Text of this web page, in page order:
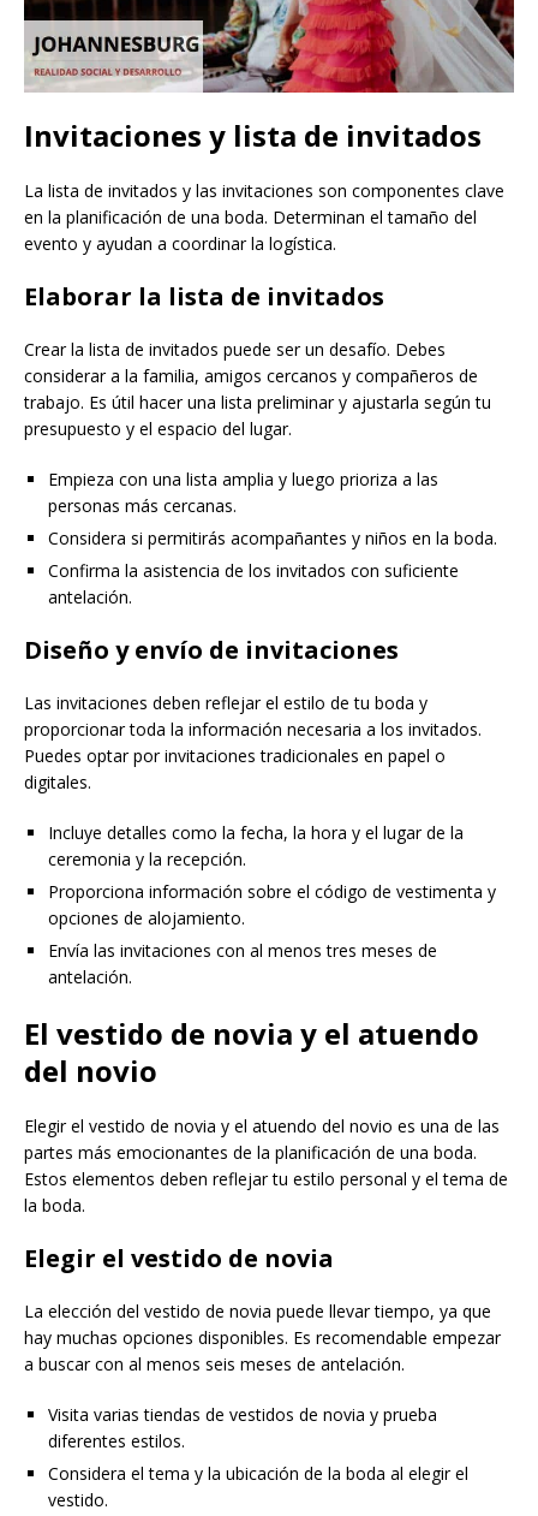
Invitaciones y lista de invitados
La lista de invitados y las invitaciones son componentes clave
en la planificación de una boda. Determinan el tamaño del
evento y ayudan a coordinar la logística.
Elaborar la lista de invitados
Crear la lista de invitados puede ser un desafío. Debes
considerar a la familia, amigos cercanos y compañeros de
trabajo. Es útil hacer una lista preliminar y ajustarla según tu
presupuesto y el espacio del lugar.
Empieza con una lista amplia y luego prioriza a las
personas más cercanas.
Considera si permitirás acompañantes y niños en la boda.
Confirma la asistencia de los invitados con suficiente
antelación.
Diseño y envío de invitaciones
Las invitaciones deben reflejar el estilo de tu boda y
proporcionar toda la información necesaria a los invitados.
Puedes optar por invitaciones tradicionales en papel o
digitales.
Incluye detalles como la fecha, la hora y el lugar de la
ceremonia y la recepción.
Proporciona información sobre el código de vestimenta y
opciones de alojamiento.
Envía las invitaciones con al menos tres meses de
antelación.
El vestido de novia y el atuendo
del novio
Elegir el vestido de novia y el atuendo del novio es una de las
partes más emocionantes de la planificación de una boda.
Estos elementos deben reflejar tu estilo personal y el tema de
la boda.
Elegir el vestido de novia
La elección del vestido de novia puede llevar tiempo, ya que
hay muchas opciones disponibles. Es recomendable empezar
a buscar con al menos seis meses de antelación.
Visita varias tiendas de vestidos de novia y prueba
diferentes estilos.
Considera el tema y la ubicación de la boda al elegir el
vestido.